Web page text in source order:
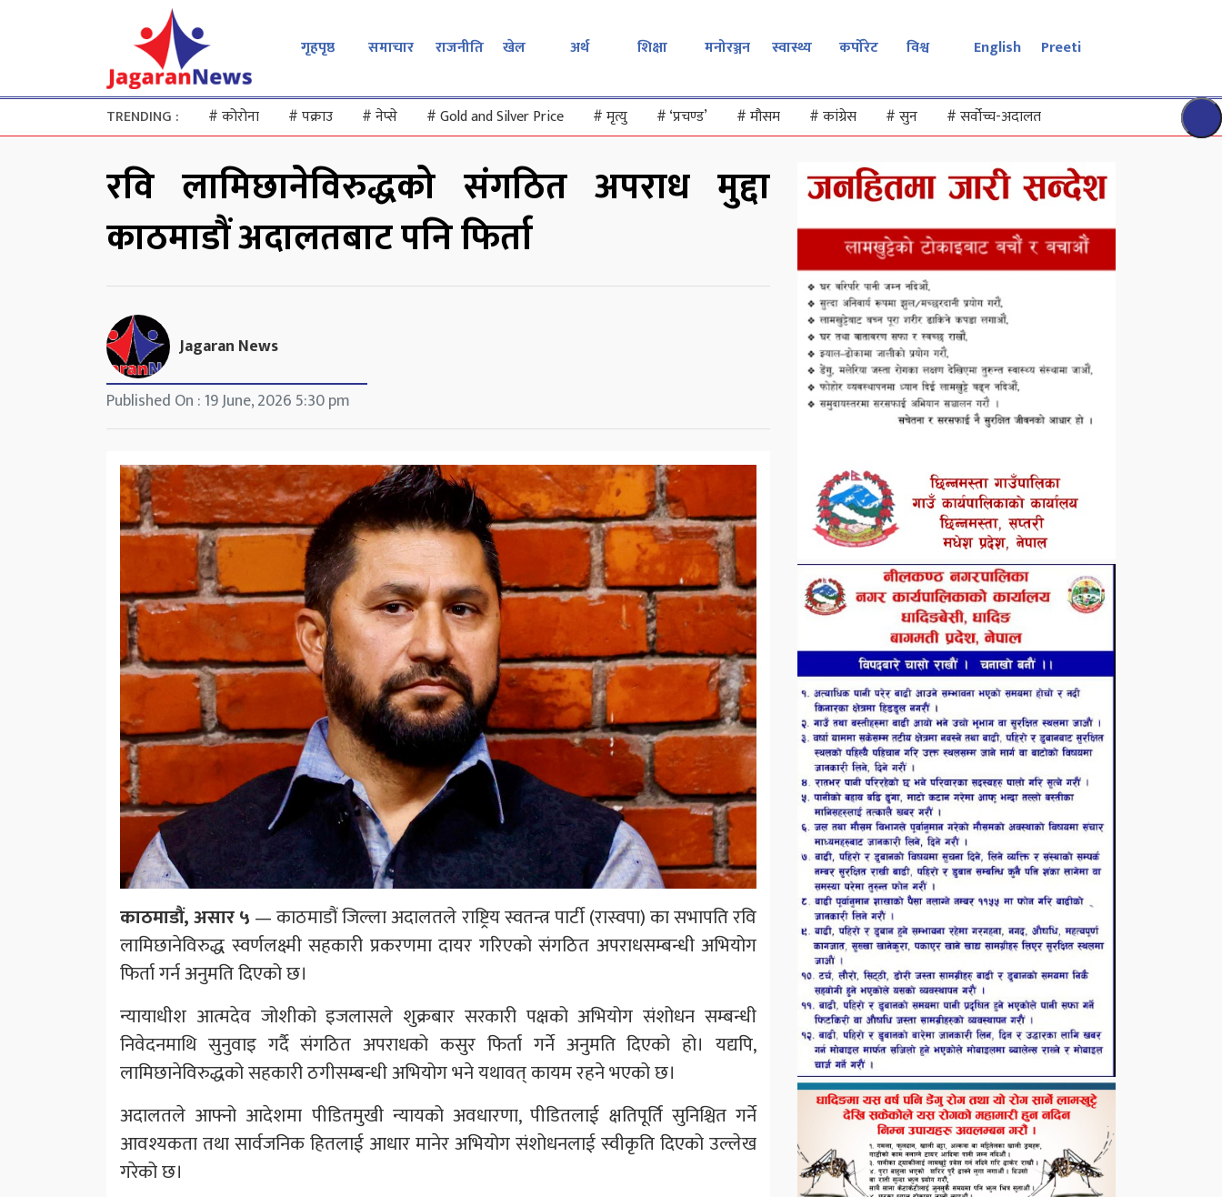
गृहपृष्ठ समाचार राजनीति खेल अर्थ शिक्षा मनोरञ्जन स्वास्थ्य कर्पोरेट विश्व English Preeti
TRENDING : #कोरोना #पक्राउ #नेप्से #Gold and Silver Price #मृत्यु #‘प्रचण्ड’ #मौसम #कांग्रेस #सुन #सर्वोच्च-अदालत
रवि लामिछानेविरुद्धको संगठित अपराध मुद्दा
काठमाडौं अदालतबाट पनि फिर्ता
Jagaran News
Published On : 19 June, 2026 5:30 pm
काठमाडौं, असार ५ — काठमाडौं जिल्ला अदालतले राष्ट्रिय स्वतन्त्र पार्टी (रास्वपा) का सभापति रवि
लामिछानेविरुद्ध स्वर्णलक्ष्मी सहकारी प्रकरणमा दायर गरिएको संगठित अपराधसम्बन्धी अभियोग
फिर्ता गर्न अनुमति दिएको छ।
न्यायाधीश आत्मदेव जोशीको इजलासले शुक्रबार सरकारी पक्षको अभियोग संशोधन सम्बन्धी
निवेदनमाथि सुनुवाइ गर्दै संगठित अपराधको कसुर फिर्ता गर्ने अनुमति दिएको हो। यद्यपि,
लामिछानेविरुद्धको सहकारी ठगीसम्बन्धी अभियोग भने यथावत् कायम रहने भएको छ।
अदालतले आफ्नो आदेशमा पीडितमुखी न्यायको अवधारणा, पीडितलाई क्षतिपूर्ति सुनिश्चित गर्ने
आवश्यकता तथा सार्वजनिक हितलाई आधार मानेर अभियोग संशोधनलाई स्वीकृति दिएको उल्लेख
गरेको छ।